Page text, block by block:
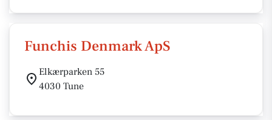
Funchis Denmark ApS
Elkærparken 55
4030 Tune